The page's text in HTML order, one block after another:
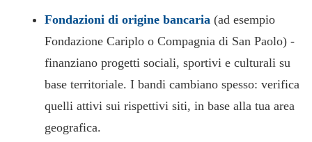
Fondazioni di origine bancaria (ad esempio
Fondazione Cariplo o Compagnia di San Paolo) -
finanziano progetti sociali, sportivi e culturali su
base territoriale. I bandi cambiano spesso: verifica
quelli attivi sui rispettivi siti, in base alla tua area
geografica.